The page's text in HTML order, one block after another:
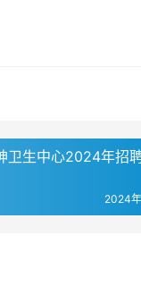
卫生中心2024年招
2024